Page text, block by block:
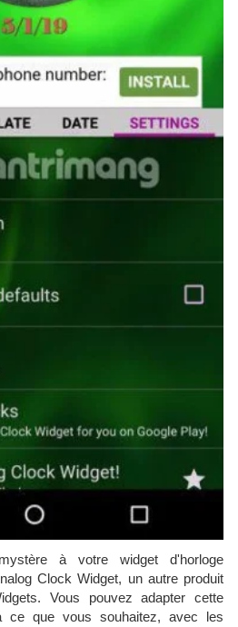
à votre widget d'horloge
Clock Widget, un autre produit
Vous pouvez adapter cette
ce que vous souhaitez, avec les